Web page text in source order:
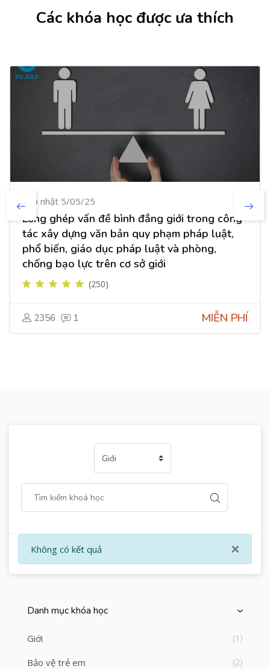
Các khóa học được ưa thích
Cập nhật 5/05/25
Lồng ghép vấn đề bình đẳng giới trong công
tác xây dựng văn bản quy phạm pháp luật,
phổ biến, giáo dục pháp luật và phòng,
chống bạo lực trên cơ sở giới
(250)
2356 1 MIỄN PHÍ
×
Không có kết quả
Bỏ qua [Cocoon] Course Categories List
Danh mục khóa học
Giới (1)
Bảo vệ trẻ em (2)